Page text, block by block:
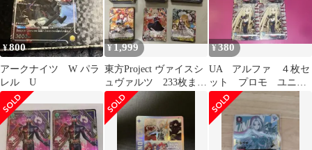
¥800
アークナイツ W パラ
レル U
¥1,999
東方Project ヴァイスシ
ュヴァルツ 233枚まと
め
¥380
UA アルファ ４枚セ
ット プロモ ユニオ
ンアリーナ